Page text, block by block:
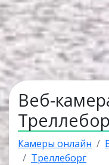
Веб-
Камеры онлайн
Треллеборг